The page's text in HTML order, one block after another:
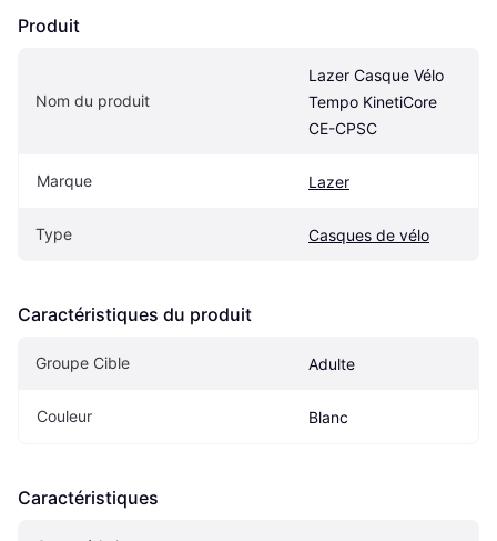
Produit
Nom du produit
Lazer Casque Vélo
Tempo KinetiCore
CE-CPSC
Marque Lazer
Type Casques de vélo
Caractéristiques du produit
Groupe Cible Adulte
Couleur Blanc
Caractéristiques